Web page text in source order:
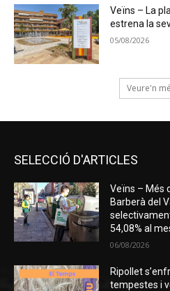
Veïns – La
estrena la
05/08/2026
Veure'n
SELECCIÓ D'ARTICLES
Veïns – Més
Barberà del
54,08% al
06/08/2026
Ripollet
tempestes i